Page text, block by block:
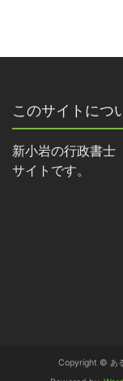
このサイトにつ
新小岩の行政書
サイトです。
Copyright © あ